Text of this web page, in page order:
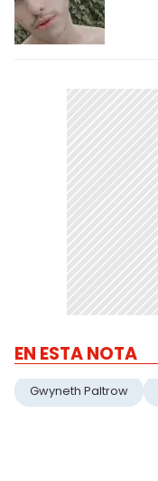
EN ESTA NOTA
Gwyneth Paltrow